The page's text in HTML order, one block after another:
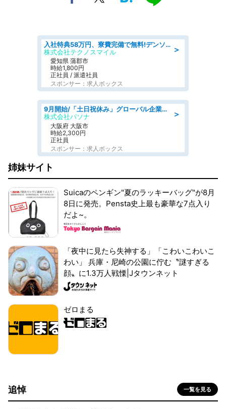
＞
入社特典58万円、寮費完備で無料!デンソーで働こう!自動車工場で小型部品の検査業務 denso aichi
株式会社テクノスマイル
愛知県 蒲郡市
時給1,800円
正社員 / 派遣社員
スポンサー：求人ボックス
＞
9月開始/「土日祝休み」グローバル企業での産業保健のお仕事/保健師/高時給/残業なし/服装自由
株式会社パソナ
大阪府 大阪市
時給2,300円
正社員
スポンサー：求人ボックス
姉妹サイト
Suicaのペンギン"夏のラッキーバッグ"が8月
8日に発売。Pensta史上最も豪華な7点入り
だよ~。
「夜中に見たら失神する」「こわいこわいこ
わい」 兵庫・尼崎の公園に佇む〝謎すぎる
顔〟に1.3万人戦慄|Jタウンネット
ゼロまる
追悼 一覧を見る